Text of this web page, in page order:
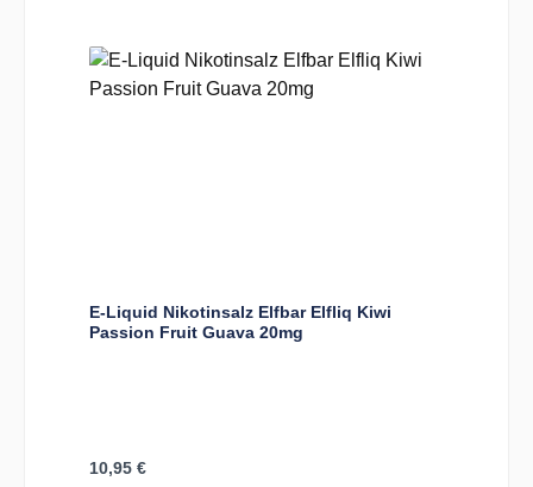
E-Liquid Nikotinsalz Elfbar Elfliq Kiwi
Passion Fruit Guava 20mg
Regulärer Preis:
10,95 €